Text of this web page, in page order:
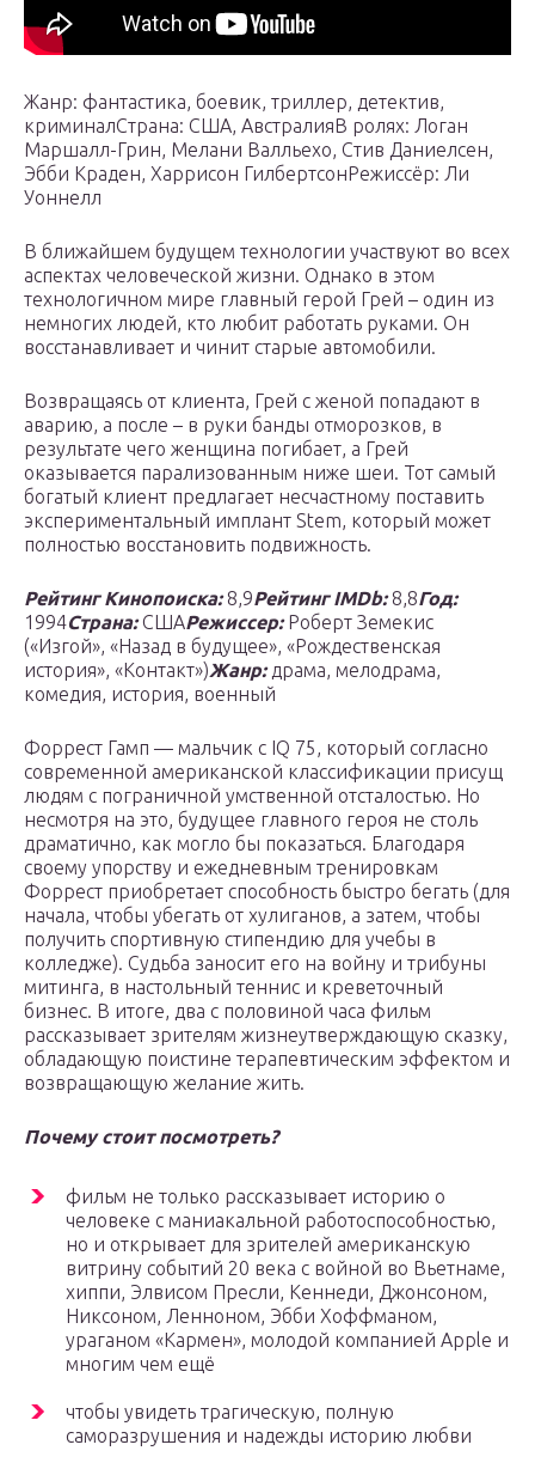
Жанр: фантастика, боевик, триллер, детектив,
криминалСтрана: США, АвстралияВ ролях: Логан
Маршалл-Грин, Мелани Валльехо, Стив Даниелсен,
Эбби Краден, Харрисон ГилбертсонРежиссёр: Ли
Уоннелл
В ближайшем будущем технологии участвуют во всех
аспектах человеческой жизни. Однако в этом
технологичном мире главный герой Грей – один из
немногих людей, кто любит работать руками. Он
восстанавливает и чинит старые автомобили.
Возвращаясь от клиента, Грей с женой попадают в
аварию, а после – в руки банды отморозков, в
результате чего женщина погибает, а Грей
оказывается парализованным ниже шеи. Тот самый
богатый клиент предлагает несчастному поставить
экспериментальный имплант Stem, который может
полностью восстановить подвижность.
Рейтинг Кинопоиска:8,9Рейтинг IMDb:8,8Год:
1994Страна:СШАРежиссер:Роберт Земекис
(«Изгой», «Назад в будущее», «Рождественская
история», «Контакт»)Жанр:драма, мелодрама,
комедия, история, военный
Форрест Гамп — мальчик с IQ 75, который согласно
современной американской классификации присущ
людям с пограничной умственной отсталостью. Но
несмотря на это, будущее главного героя не столь
драматично, как могло бы показаться. Благодаря
своему упорству и ежедневным тренировкам
Форрест приобретает способность быстро бегать (для
начала, чтобы убегать от хулиганов, а затем, чтобы
получить спортивную стипендию для учебы в
колледже). Судьба заносит его на войну и трибуны
митинга, в настольный теннис и креветочный
бизнес. В итоге, два с половиной часа фильм
рассказывает зрителям жизнеутверждающую сказку,
обладающую поистине терапевтическим эффектом и
возвращающую желание жить.
Почему стоит посмотреть?
фильм не только рассказывает историю о
человеке с маниакальной работоспособностью,
но и открывает для зрителей американскую
витрину событий 20 века с войной во Вьетнаме,
хиппи, Элвисом Пресли, Кеннеди, Джонсоном,
Никсоном, Ленноном, Эбби Хоффманом,
ураганом «Кармен», молодой компанией Apple и
многим чем ещё
чтобы увидеть трагическую, полную
саморазрушения и надежды историю любви